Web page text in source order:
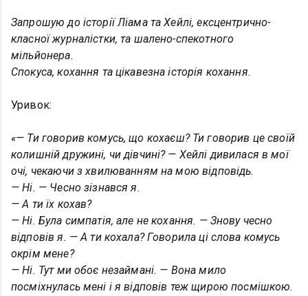
Запрошую до історії Ліама та Хейлі, ексцентрично-
класної журналістки, та шалено-спекотного
мільйонера.
Спокуса, кохання та цікавезна історія кохання.
Уривок:
«— Ти говорив комусь, що кохаєш? Ти говорив це своїй
колишній дружині, чи дівчині? — Хейлі дивилася в мої
очі, чекаючи з хвилюванням на мою відповідь.
— Ні. — Чесно зізнався я.
— А ти їх кохав?
— Ні. Була симпатія, але не кохання. — Знову чесно
відповів я. — А ти кохала? Говорила ці слова комусь
окрім мене?
— Ні. Тут ми обоє незаймані. — Вона мило
посміхнулась мені і я відповів теж щирою посмішкою.